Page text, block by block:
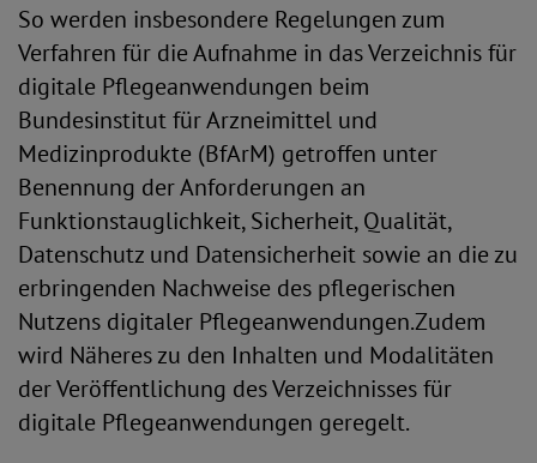
So werden insbesondere Regelungen zum
Verfahren für die Aufnahme in das Verzeichnis für
digitale Pflegeanwendungen beim
Bundesinstitut für Arzneimittel und
Medizinprodukte (BfArM) getroffen unter
Benennung der Anforderungen an
Funktionstauglichkeit, Sicherheit, Qualität,
Datenschutz und Datensicherheit sowie an die zu
erbringenden Nachweise des pflegerischen
Nutzens digitaler Pflegeanwendungen.Zudem
wird Näheres zu den Inhalten und Modalitäten
der Veröffentlichung des Verzeichnisses für
digitale Pflegeanwendungen geregelt.